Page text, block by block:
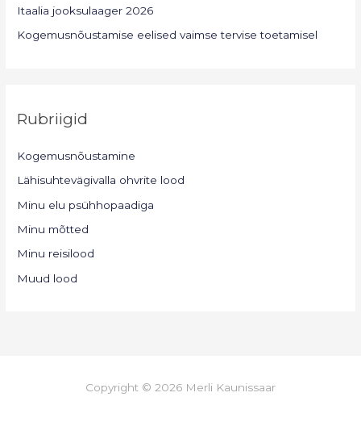
Itaalia jooksulaager 2026
Kogemusnõustamise eelised vaimse tervise toetamisel
Rubriigid
Kogemusnõustamine
Lähisuhtevägivalla ohvrite lood
Minu elu psühhopaadiga
Minu mõtted
Minu reisilood
Muud lood
Copyright © 2026 Merli Kaunissaar